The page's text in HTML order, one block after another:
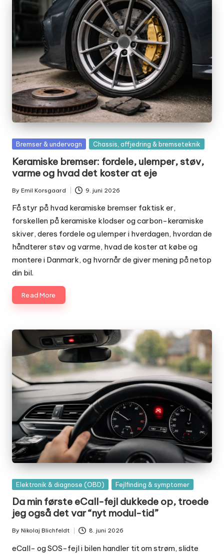
Posted
Bremser & undervogn Chassis, affjedring & bremseteknik
Keramiske bremser: fordele, ulemper, støv,
varme og hvad det koster at eje
Posted
by
By Emil Korsgaard 9. juni 2026
Få styr på hvad keramiske bremser faktisk er,
forskellen på keramiske klodser og carbon-keramiske
skiver, deres fordele og ulemper i hverdagen, hvordan de
håndterer støv og varme, hvad de koster at købe og
montere i Danmark, og hvornår de giver mening på netop
din bil.
Read More
Posted
Elektronik & diagnose (OBD) Fejlfinding & symptomer
Da min første eCall-fejl dukkede op, troede
jeg også det var “nyt modul-tid”
Posted
by
By Nikolaj Blichfeldt 8. juni 2026
eCall- og SOS-fejl i bilen handler tit om strøm, slidte